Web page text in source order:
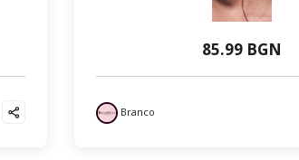
85.99 BGN
Branco